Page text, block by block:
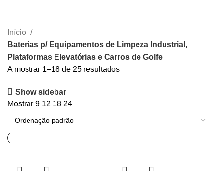
Início
Baterias p/ Equipamentos de Limpeza Industrial,
Plataformas Elevatórias e Carros de Golfe
A mostrar 1–18 de 25 resultados
Show sidebar
Mostrar 9 12 18 24